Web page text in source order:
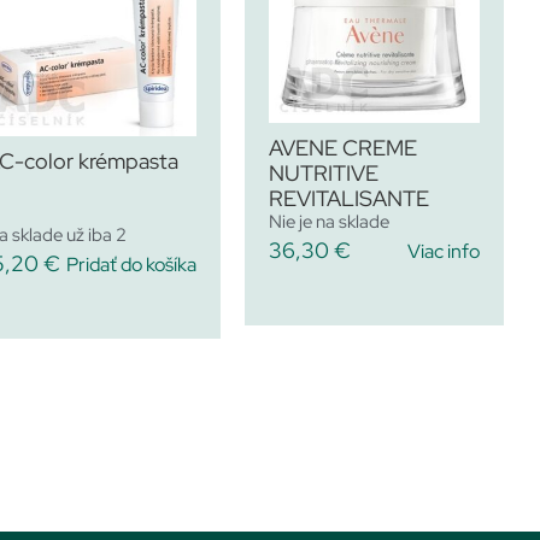
color krémpasta
sklade už iba 2
€ Pridať do košíka
AVENE CREME
NUTRITIVE
REVITALISANTE
Nie je na sklade
36,30 € Viac info